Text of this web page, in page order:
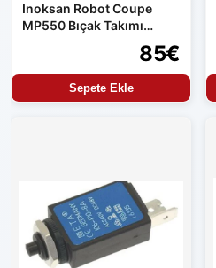
Inoksan Robot Coupe
MP550 Bıçak Takımı
Orijinal Çan İçi Bıçak85€
Sepete Ekle